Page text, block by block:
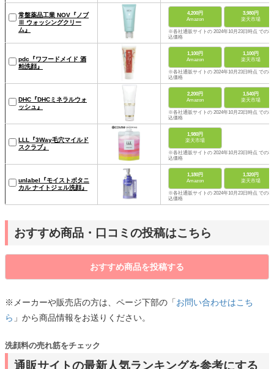
常盤薬品工業 NOV『ノブ
Ⅲ ウォッシングクリー
ム』
4,200円
Amazon
3,980円
楽天市場
※各社通販サイトの 2024年10月23日時点 での税
込価格
pdc『ワフードメイド 酒
粕洗顔』
1,100円
Amazon
1,100円
楽天市場
※各社通販サイトの 2024年10月23日時点 での税
込価格
DHC『DHCミネラルウォ
ッシュ』
2,200円
Amazon
1,540円
楽天市場
※各社通販サイトの 2024年10月23日時点 での税
込価格
LLL『3Way毛穴マイルド
スクラブ』
1,980円
楽天市場
※各社通販サイトの 2024年10月23日時点 での税
込価格
unlabel『モイストボタニ
カル ナイトジェル洗顔』
1,180円
Amazon
1,320円
楽天市場
※各社通販サイトの 2024年10月23日時点 での税
込価格
おすすめ商品・口コミの投稿はこちら
おすすめ商品を投稿する
※メーカーや販売店の方は、ページ下部の「お問い合わせはこち
ら 」から商品情報をお送りください。
通販サイトの最新人気ランキングを参考にする
洗顔料の売れ筋をチェック